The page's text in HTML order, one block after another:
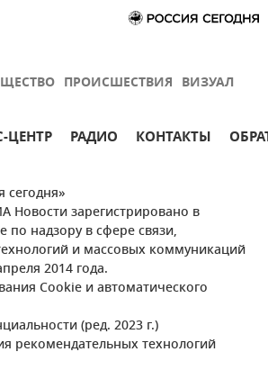
ПРОИСШЕСТВИЯ ВИЗУАЛ
ЦЕНТР РАДИО КОНТАКТЫ
Новости зарегистрировано в
по надзору в сфере связи,
и массовых коммуникаций
2014 года.
Cookie и автоматического
(ред. 2023 г.)
рекомендательных технологий